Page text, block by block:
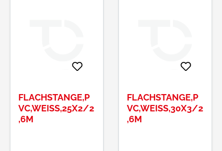
FLACHSTANGE,P
VC,WEISS,25X2/2,
6M
FLACHSTANGE,P
VC,WEISS,30X3/2,
6M